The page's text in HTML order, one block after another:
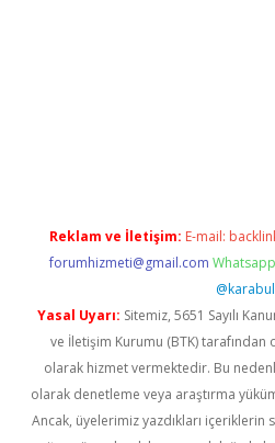
Reklam ve İletişim: E-mail:
forumhizmeti@gmail.com
@karabul
Yasal Uyarı: Sitemiz, 5651 Sayılı
ve İletişim Kurumu (BTK) tarafından
olarak hizmet vermektedir. Bu
olarak denetleme veya araştırma
Ancak, üyelerimiz yazdıkları içeriklerin